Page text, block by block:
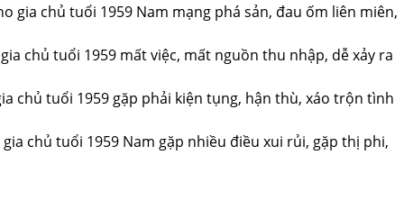
gia chủ tuổi 1959 Nam mạng phá sản, đau ốm liên miên,
chủ tuổi 1959 mất việc, mất nguồn thu nhập, dễ xảy ra
chủ tuổi 1959 gặp phải kiện tụng, hận thù, xáo trộn tình
chủ tuổi 1959 Nam gặp nhiều điều xui rủi, gặp thị phi,